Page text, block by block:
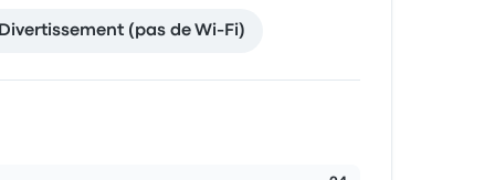
Divertissement (pas de Wi-Fi)